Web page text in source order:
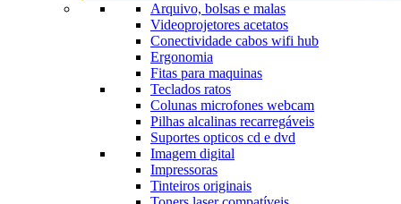
Arquivo, bolsas e malas
Videoprojetores acetatos
Conectividade cabos wifi hub
Ergonomia
Fitas para maquinas
Teclados ratos
Colunas microfones webcam
Pilhas alcalinas recarregáveis
Suportes opticos cd e dvd
Imagem digital
Impressoras
Tinteiros originais